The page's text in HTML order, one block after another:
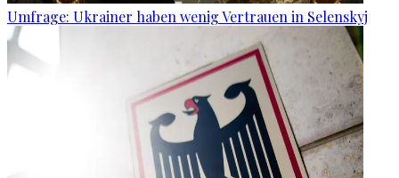
Umfrage: Ukrainer haben wenig Vertrauen in Selenskyj